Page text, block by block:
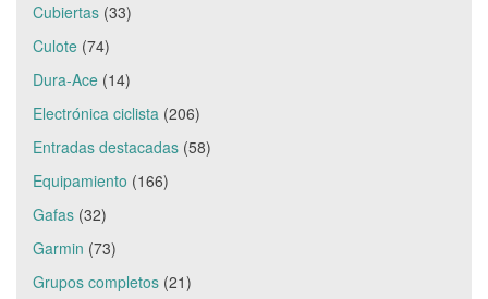
Cubiertas (33)
Culote (74)
Dura-Ace (14)
Electrónica ciclista (206)
Entradas destacadas (58)
Equipamiento (166)
Gafas (32)
Garmin (73)
Grupos completos (21)